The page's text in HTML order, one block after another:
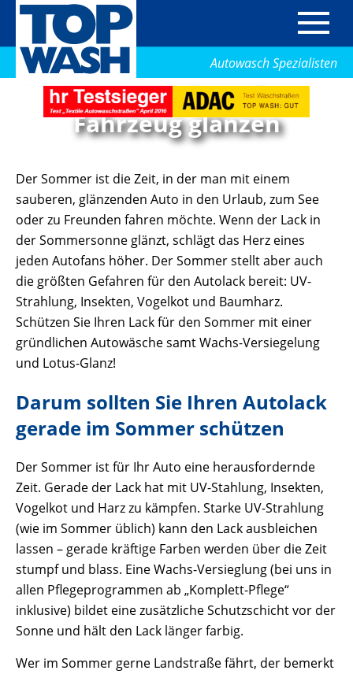
Autowasch Spezialisten
Im Sommer mit sauberem
Fahrzeug glänzen
Der Sommer ist die Zeit, in der man mit einem
sauberen, glänzenden Auto in den Urlaub, zum See
oder zu Freunden fahren möchte. Wenn der Lack in
der Sommersonne glänzt, schlägt das Herz eines
jeden Autofans höher. Der Sommer stellt aber auch
die größten Gefahren für den Autolack bereit: UV-
Strahlung, Insekten, Vogelkot und Baumharz.
Schützen Sie Ihren Lack für den Sommer mit einer
gründlichen Autowäsche samt Wachs-Versiegelung
und Lotus-Glanz!
Darum sollten Sie Ihren Autolack
gerade im Sommer schützen
Der Sommer ist für Ihr Auto eine herausfordernde
Zeit. Gerade der Lack hat mit UV-Stahlung, Insekten,
Vogelkot und Harz zu kämpfen. Starke UV-Strahlung
(wie im Sommer üblich) kann den Lack ausbleichen
lassen – gerade kräftige Farben werden über die Zeit
stumpf und blass. Eine Wachs-Versieglung (bei uns in
allen Pflegeprogrammen ab „Komplett-Pflege“
inklusive) bildet eine zusätzliche Schutzschicht vor der
Sonne und hält den Lack länger farbig.
Wer im Sommer gerne Landstraße fährt, der bemerkt